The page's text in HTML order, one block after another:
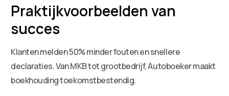
Praktijkvoorbeelden van
succes
Klanten melden 50% minder fouten en snellere
declaraties. Van MKB tot grootbedrijf, Autoboeker maakt
boekhouding toekomstbestendig.